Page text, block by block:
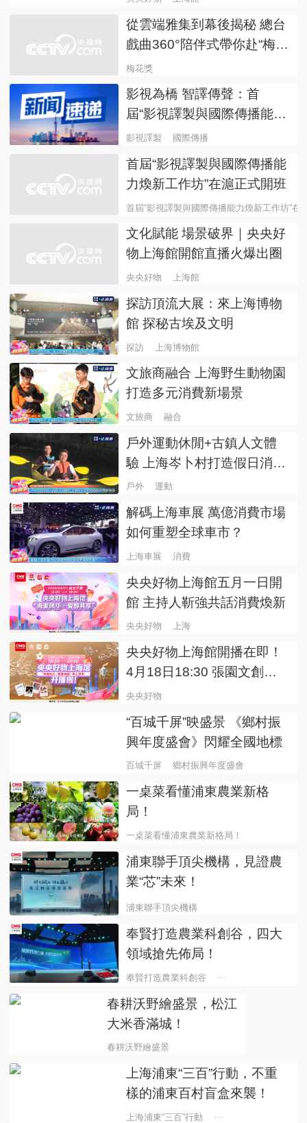
從雲端雅集到幕後揭秘 總台
戲曲360°陪伴式帶你赴“梅花
之約”
梅花獎
影視為橋 智譯傳聲：首
屆“影視譯製與國際傳播能力
煥新工作坊”在滬成功舉辦
影視譯製 國際傳播
首屆“影視譯製與國際傳播能
力煥新工作坊”在滬正式開班
首屆“影視譯製與國際傳播能力煥新工作坊”在
文化賦能 場景破界｜央央好
物上海館開館直播火爆出圈
央央好物 上海館
探訪頂流大展：來上海博物
館 探秘古埃及文明
探訪 上海博物館
文旅商融合 上海野生動物園
打造多元消費新場景
文旅商 融合
戶外運動休閒+古鎮人文體
驗 上海岑卜村打造假日消費
新場景
戶外 運動
解碼上海車展 萬億消費市場
如何重塑全球車市？
上海車展 消費
央央好物上海館五月一日開
館 主持人靳強共話消費煥新
央央好物 上海
央央好物上海館開播在即！
4月18日18:30 張園文創首
次線上亮相
央央好物
“百城千屏”映盛景 《鄉村振
興年度盛會》閃耀全國地標
百城千屏 鄉村振興年度盛會
一桌菜看懂浦東農業新格
局！
一桌菜看懂浦東農業新格局！
浦東聯手頂尖機構，見證農
業“芯”未來！
浦東聯手頂尖機構
奉賢打造農業科創谷，四大
領域搶先佈局！
奉賢打造農業科創谷 四大領域搶先佈局！
春耕沃野繪盛景，松江
大米香滿城！
春耕沃野繪盛景
上海浦東“三百”行動，不重
樣的浦東百村盲盒來襲！
上海浦東“三百”行動 不重樣的浦東百村盲盒